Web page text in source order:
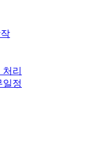
리
일정